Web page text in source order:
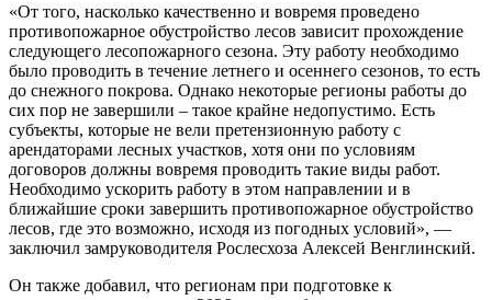
«От того, насколько качественно и вовремя проведено
противопожарное обустройство лесов зависит прохождение
следующего лесопожарного сезона. Эту работу необходимо
было проводить в течение летнего и осеннего сезонов, то есть
до снежного покрова. Однако некоторые регионы работы до
сих пор не завершили – такое крайне недопустимо. Есть
субъекты, которые не вели претензионную работу с
арендаторами лесных участков, хотя они по условиям
договоров должны вовремя проводить такие виды работ.
Необходимо ускорить работу в этом направлении и в
ближайшие сроки завершить противопожарное обустройство
лесов, где это возможно, исходя из погодных условий», —
заключил замруководителя Рослесхоза Алексей Венглинский.
Он также добавил, что регионам при подготовке к